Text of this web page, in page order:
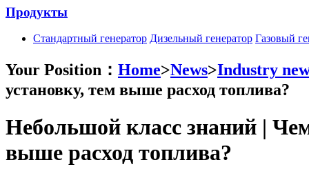
Продукты
Стандартный генератор Дизельный генератор Газовый
Your Position： Home>News>Industry
установку, тем выше расход топлива?
Небольшой класс знаний |
выше расход топлива?